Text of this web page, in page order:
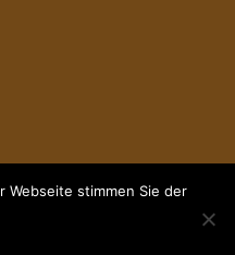
Webseite stimmen Sie der